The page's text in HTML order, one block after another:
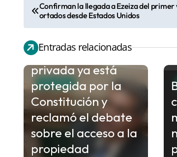
a
v
e
g
ó
Confirman la llegada a Ezeiza del primer
ortados desde Estados Unidos
Entradas relacionadas
POLITICA
Capitanich sostuvo
que la propiedad
privada ya está
protegida por la
Constitución y
reclamó el debate
sobre el acceso a la
propiedad